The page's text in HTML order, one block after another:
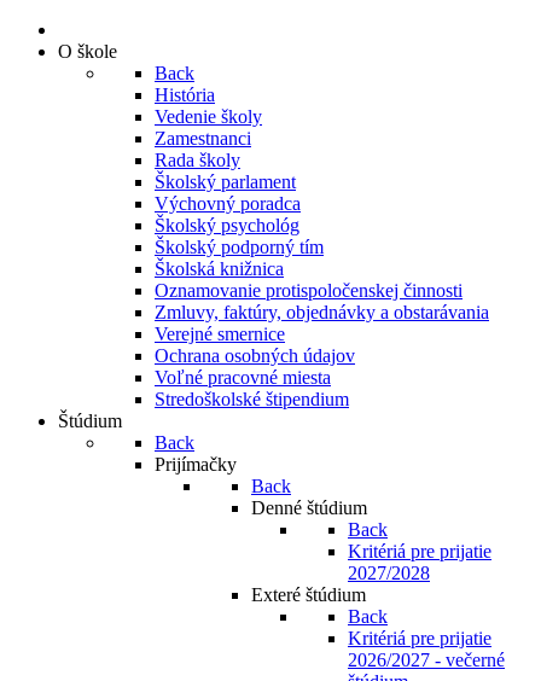
O škole
Back
História
Vedenie školy
Zamestnanci
Rada školy
Školský parlament
Výchovný poradca
Školský psychológ
Školský podporný tím
Školská knižnica
Oznamovanie protispoločenskej činnosti
Zmluvy, faktúry, objednávky a obstarávania
Verejné smernice
Ochrana osobných údajov
Voľné pracovné miesta
Stredoškolské štipendium
Štúdium
Back
Prijímačky
Back
Denné štúdium
Back
Kritériá pre prijatie
2027/2028
Exteré štúdium
Back
Kritériá pre prijatie
2026/2027 - večerné